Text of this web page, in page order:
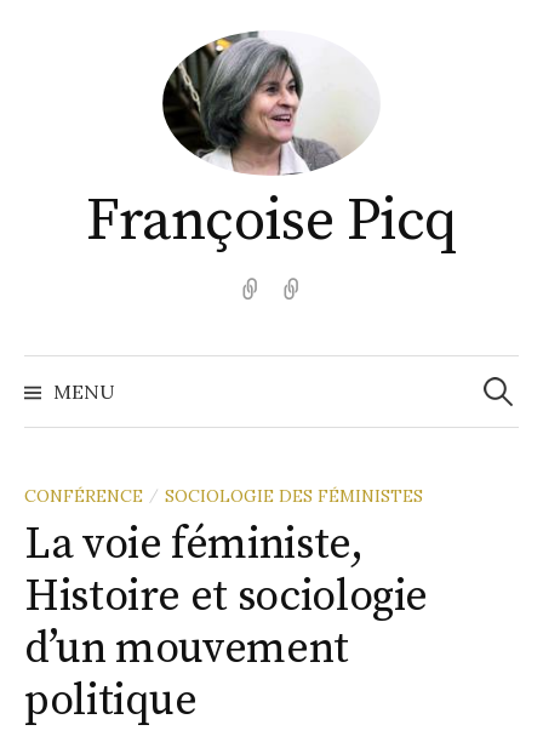
Françoise Picq
English
MENU
CONFÉRENCE / SOCIOLOGIE DES FÉMINISTES
La voie féministe,
Histoire et sociologie
d’un mouvement
politique